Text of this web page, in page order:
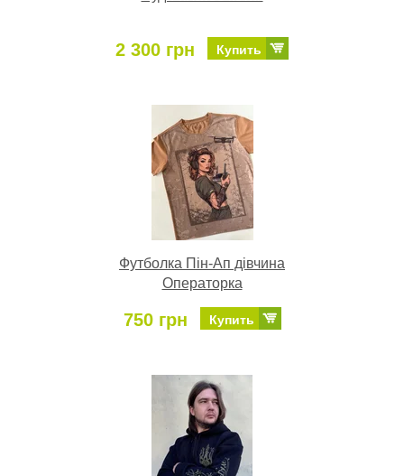
2 300 грн Купить
Футболка Пін-Ап дівчина
Операторка
750 грн Купить